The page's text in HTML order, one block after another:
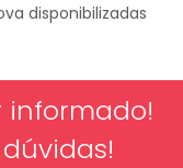
disponibilizadas
informado!